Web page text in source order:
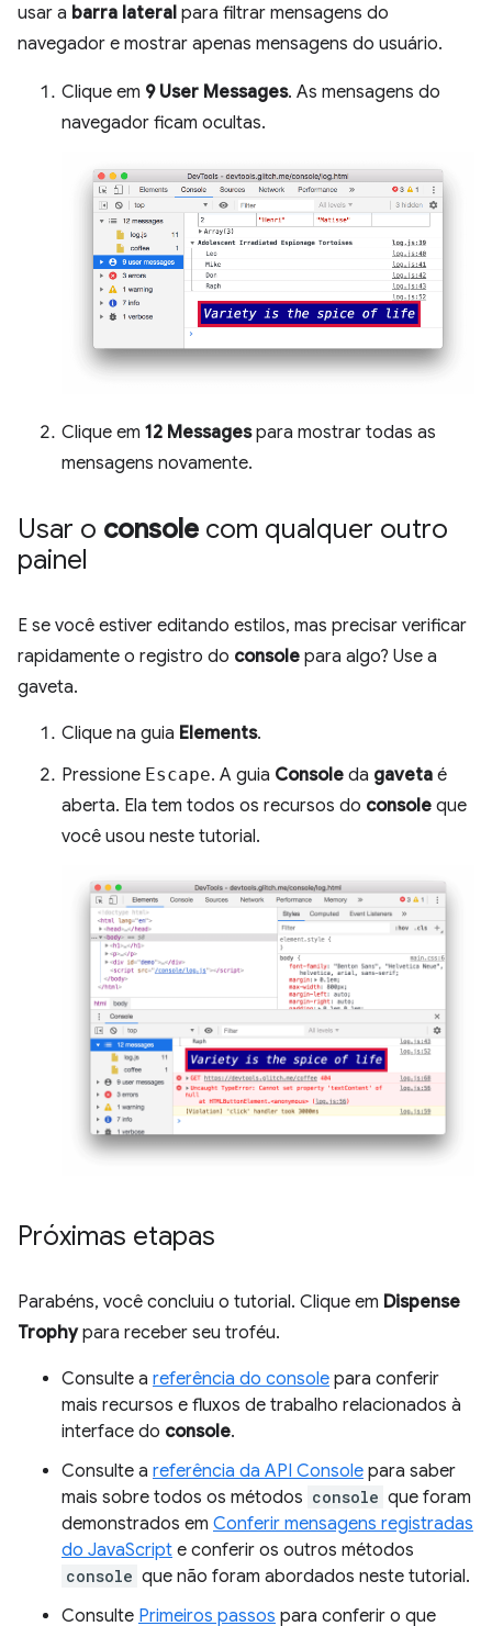
usar a barra lateral para filtrar mensagens do
navegador e mostrar apenas mensagens do usuário.
Clique em 9 User Messages. As mensagens do
navegador ficam ocultas.
Clique em 12 Messagespara mostrar todas as
mensagens novamente.
Usar o console com qualquer outro
painel
E se você estiver editando estilos, mas precisar verificar
rapidamente o registro do console para algo? Use a
gaveta.
Clique na guia Elements.
Pressione Escape. A guia Console da gaveta é
aberta. Ela tem todos os recursos do console que
você usou neste tutorial.
Próximas etapas
Parabéns, você concluiu o tutorial. Clique em Dispense
Trophypara receber seu troféu.
Consulte a referência do console para conferir
mais recursos e fluxos de trabalho relacionados à
interface do console.
Consulte a referência da API Console para saber
mais sobre todos os métodos console que foram
demonstrados em Conferir mensagens registradas
do JavaScript e conferir os outros métodos
console que não foram abordados neste tutorial.
Consulte Primeiros passos para conferir o que